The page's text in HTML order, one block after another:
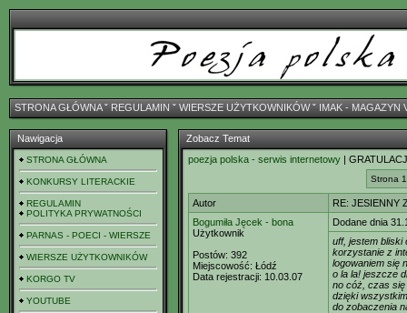
STRONA GŁÓWNAˇ REGULAMIN ˇ WIERSZE UŻYTKOWNIKÓWˇ IMAK - MAGAZYN
Nawigacja
STRONA GŁÓWNA
KONKURSY LITERACKIE
REGULAMIN
POLITYKA PRYWATNOŚCI
PARNAS - POECI - WIERSZE
WIERSZE UŻYTKOWNIKÓW
KORGO TV
YOUTUBE
Zobacz Temat
poezja polska - serwis internetowy |
Strona
Autor
RE: JESIENNY
Bogumiła Jęcek - bona
Użytkownik
Postów: 392
Miejscowość: Łódź
Data rejestracji: 10.03.07
Dodane dnia
uff, jestem bliski
korzystanie z
logowaniem się
o la la! jeszcze
no cóż, czas się
dzięki
do zobaczenia